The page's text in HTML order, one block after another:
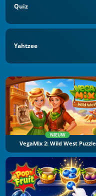
Quiz
Yahtzee
NIEUW
VegaMix 2: Wild West Puzzle